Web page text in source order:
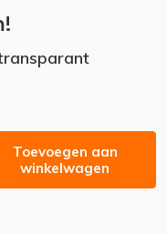
Toevoegen aan
winkelwagen